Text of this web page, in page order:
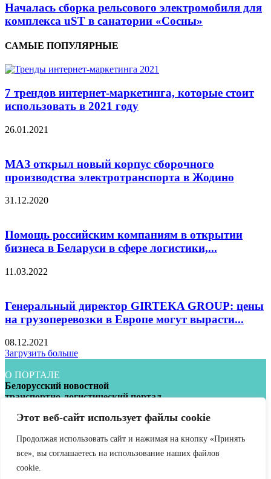
Этот веб-сайт использует файлы cookie
Продолжая использовать сайт и нажимая на кнопку «Принять
все», вы соглашаетесь на использование наших файлов
cookie.
Началась сборка рельсового электромобиля для
комплекса uST в санатории «Сосны»
САМЫЕ ПОПУЛЯРНЫЕ
7 трендов интернет-маркетинга, которые стоит
использовать в 2021 году
26.01.2021
МАЗ открыл новый корпус сборочного
производства электротранспорта в Жодино
31.12.2020
Помощь российским компаниям в открытии
бизнеса в Беларуси в сфере логистики,...
11.03.2022
Генеральный директор GIRTEKA GROUP: цены
на грузоперевозки в Европе могут вырасти...
08.12.2021
Загрузить больше
О ПОРТАЛЕ
Белорусский новостной
транспортно-логистический портал
УНП 193040800
Следуйте за нами
АВТОРСКИЕ ПРАВА
ПОЛИТИКА КОНФИДЕНЦИАЛЬНОСТИ